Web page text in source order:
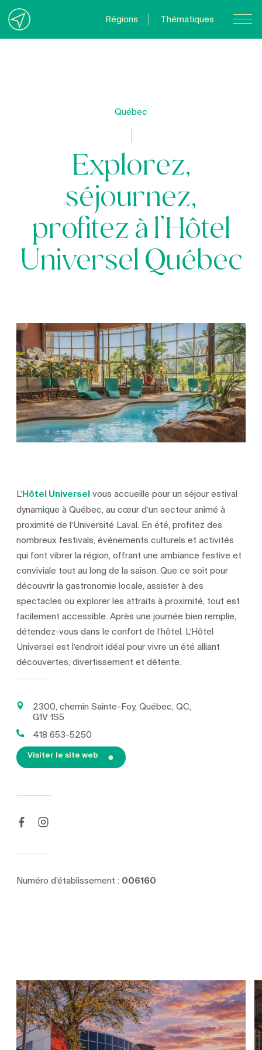
Régions Thématiques
Québec
Explorez,
séjournez,
profitez à l’Hôtel
Universel Québec
L’Hôtel Universelvous accueille pour un séjour estival
dynamique à Québec, au cœur d’un secteur animé à
proximité de l’Université Laval. En été, profitez des
nombreux festivals, événements culturels et activités
qui font vibrer la région, offrant une ambiance festive et
conviviale tout au long de la saison. Que ce soit pour
découvrir la gastronomie locale, assister à des
spectacles ou explorer les attraits à proximité, tout est
facilement accessible. Après une journée bien remplie,
détendez-vous dans le confort de l’hôtel. L’Hôtel
Universel est l’endroit idéal pour vivre un été alliant
découvertes, divertissement et détente.
2300, chemin Sainte-Foy, Québec, QC,
G1V 1S5
418 653-5250
Visiter le site web
Numéro d'établissement : 006160